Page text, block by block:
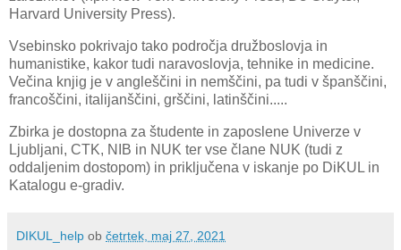
Harvard University Press).
Vsebinsko pokrivajo tako področja družboslovja in
humanistike, kakor tudi naravoslovja, tehnike in medicine.
Večina knjig je v angleščini in nemščini, pa tudi v španščini,
francoščini, italijanščini, grščini, latinščini.....
Zbirka je dostopna za študente in zaposlene Univerze v
Ljubljani, CTK, NIB in NUK ter vse člane NUK (tudi z
oddaljenim dostopom) in priključena v iskanje po DiKUL in
Katalogu e-gradiv.
DIKUL_help ob četrtek, maj 27, 2021